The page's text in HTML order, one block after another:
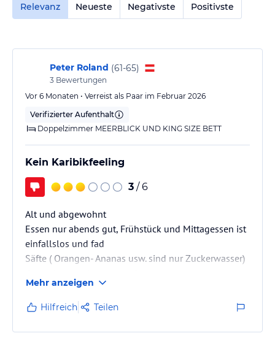
Relevanz
Neueste Negativste Positivste
Peter Roland (61-65)
3 Bewertungen
Vor 6 Monaten • Verreist als Paar im Februar 2026
Verifizierter Aufenthalt
Doppelzimmer MEERBLICK UND KING SIZE BETT
Kein Karibikfeeling
3 / 6
Alt und abgewohnt
Essen nur abends gut, Frühstück und Mittagessen ist
einfallslos und fad
Säfte ( Orangen- Ananas usw. sind nur Zuckerwasser)
Mehr anzeigen
Hilfreich Teilen